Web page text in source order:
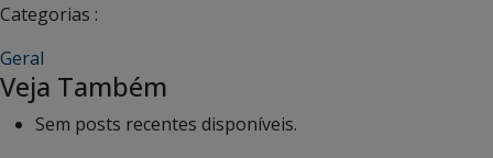
Categorias :
Geral
Veja Também
Sem posts recentes disponíveis.